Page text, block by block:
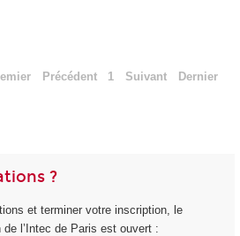
Précédent 1 Suivant Dernier
?
et terminer votre inscription, le
l’Intec de Paris est ouvert :